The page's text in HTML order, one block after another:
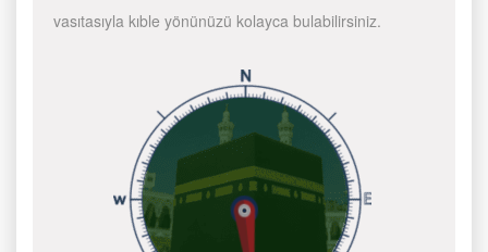
vasıtasıyla kıble yönünüzü kolayca bulabilirsiniz.